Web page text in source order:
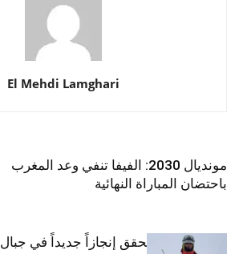
El Mehdi Lamghari
مونديال 2030: الفيفا تنفي وعد المغرب
باحتضان المباراة النهائية
يوسف التازي يحقق إنجازاً جديداً في جبال